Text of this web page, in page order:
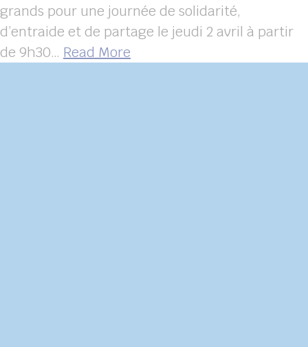
grands pour une journée de solidarité,
d’entraide et de partage le jeudi 2 avril à partir
de 9h30… Read More